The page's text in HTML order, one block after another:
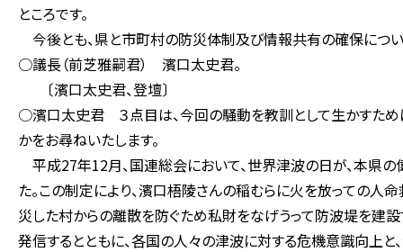
ところです。
今後とも、県と市町村の防災体制及び情報共有の確保につい
○議長（前芝雅嗣君） 濱口太史君。
〔濱口太史君、登壇〕
○濱口太史君 ３点目は、今回の騒動を教訓として生かすた
かをお尋ねいたします。
平成27年12月、国連総会において、世界津波の日が、本県
た。この制定により、濱口梧陵さんの稲むらに火を放っての人
災した村からの離散を防ぐため私財をなげうって防波堤を建
発信するとともに、各国の人々の津波に対する危機意識向上